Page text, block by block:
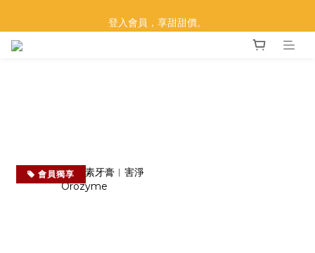
【莫比33 金光閃閃】買莫比，抽黃金！
登入會員，享甜甜價。
會員獨享